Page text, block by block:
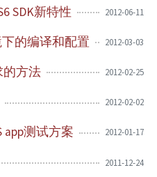
SDK新特性 2012-06-11
下的编译和配置 2012-03-03
的方法 2012-02-25
2012-02-02
测试方案 2012-01-17
2011-12-24